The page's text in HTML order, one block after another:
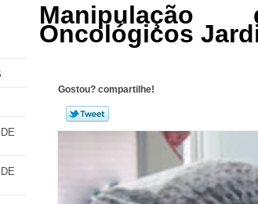
Manipulação
Oncológicos
Gostou? compartilhe!